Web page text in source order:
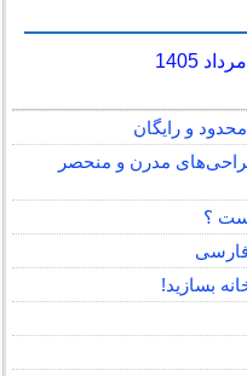
مدرن و منحصر
؟
فارسی
بسازید!